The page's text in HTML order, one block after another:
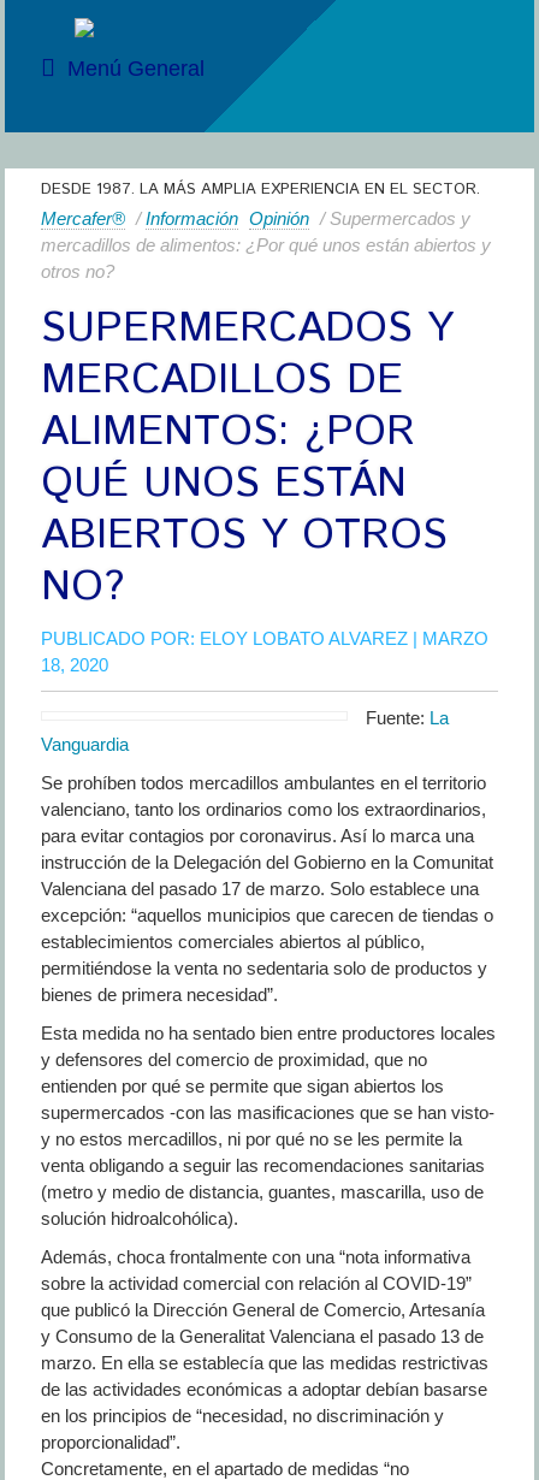
Menú General
DESDE 1987. LA MÁS AMPLIA EXPERIENCIA EN EL SECTOR.
Mercafer® /Información Opinión / Supermercados y
mercadillos de alimentos: ¿Por qué unos están abiertos y
otros no?
SUPERMERCADOS Y
MERCADILLOS DE
ALIMENTOS: ¿POR
QUÉ UNOS ESTÁN
ABIERTOS Y OTROS
NO?
PUBLICADO POR: ELOY LOBATO ALVAREZ| MARZO
18, 2020
Fuente: La
Vanguardia
Se prohíben todos mercadillos ambulantes en el territorio
valenciano, tanto los ordinarios como los extraordinarios,
para evitar contagios por coronavirus. Así lo marca una
instrucción de la Delegación del Gobierno en la Comunitat
Valenciana del pasado 17 de marzo. Solo establece una
excepción: “aquellos municipios que carecen de tiendas o
establecimientos comerciales abiertos al público,
permitiéndose la venta no sedentaria solo de productos y
bienes de primera necesidad”.
Esta medida no ha sentado bien entre productores locales
y defensores del comercio de proximidad, que no
entienden por qué se permite que sigan abiertos los
supermercados -con las masificaciones que se han visto-
y no estos mercadillos, ni por qué no se les permite la
venta obligando a seguir las recomendaciones sanitarias
(metro y medio de distancia, guantes, mascarilla, uso de
solución hidroalcohólica).
Además, choca frontalmente con una “nota informativa
sobre la actividad comercial con relación al COVID-19”
que publicó la Dirección General de Comercio, Artesanía
y Consumo de la Generalitat Valenciana el pasado 13 de
marzo. En ella se establecía que las medidas restrictivas
de las actividades económicas a adoptar debían basarse
en los principios de “necesidad, no discriminación y
proporcionalidad”.
Concretamente, en el apartado de medidas “no